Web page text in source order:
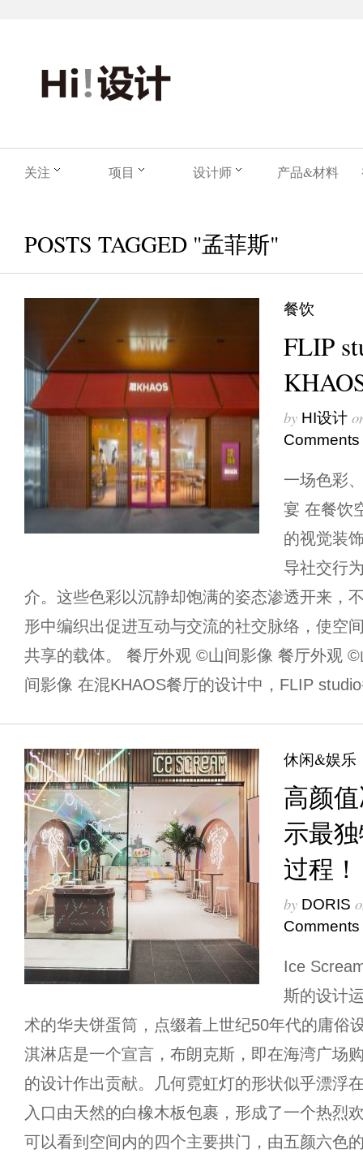
关注 项目 设计师 产品&材料
POSTS TAGGED "孟菲斯"
餐饮
FLIP
by HI设计
Comments
一场色彩
宴 在餐饮
的视觉装
导社交行
介。这些色彩以沉静却饱满的姿态渗透开来，
形中编织出促进互动与交流的社交脉络，使空
共享的载体。 餐厅外观 ©山间影像 餐厅外观
间影像 在混KHAOS餐厅的设计中，FLIP
休闲&娱乐
高颜
示最
过程！
by DORIS
Comments
Ice
斯的设计
术的华夫饼蛋筒，点缀着上世纪50年代的庸俗
淇淋店是一个宣言，布朗克斯，即在海湾广场
的设计作出贡献。几何霓虹灯的形状似乎漂浮
入口由天然的白橡木板包裹，形成了一个热烈
可以看到空间内的四个主要拱门，由五颜六色